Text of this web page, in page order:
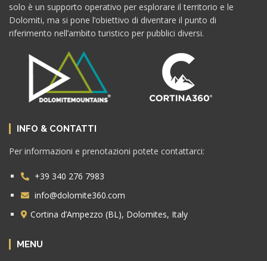
solo è un supporto operativo per esplorare il territorio e le
Dolomiti, ma si pone l’obiettivo di diventare il punto di
riferimento nell’ambito turistico per pubblici diversi.
INFO & CONTATTI
Per informazioni e prenotazioni potete contattarci:
+39 340 276 7983
info@dolomite360.com
Cortina d’Ampezzo (BL), Dolomites, Italy
MENU